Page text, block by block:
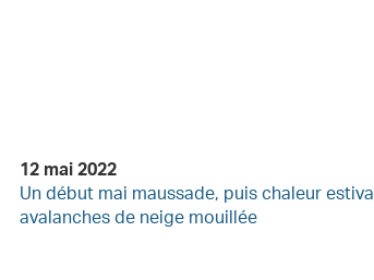
12 mai 2022
Un début mai maussade, puis chaleur
avalanches de neige mouillée